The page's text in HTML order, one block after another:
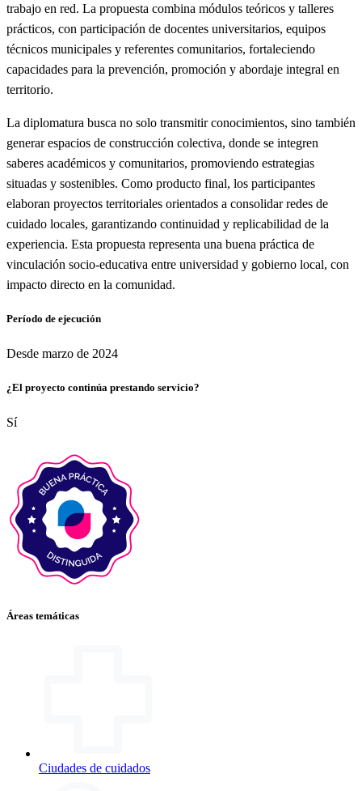
trabajo en red. La propuesta combina módulos teóricos y talleres
prácticos, con participación de docentes universitarios, equipos
técnicos municipales y referentes comunitarios, fortaleciendo
capacidades para la prevención, promoción y abordaje integral en
territorio.
La diplomatura busca no solo transmitir conocimientos, sino también
generar espacios de construcción colectiva, donde se integren
saberes académicos y comunitarios, promoviendo estrategias
situadas y sostenibles. Como producto final, los participantes
elaboran proyectos territoriales orientados a consolidar redes de
cuidado locales, garantizando continuidad y replicabilidad de la
experiencia. Esta propuesta representa una buena práctica de
vinculación socio-educativa entre universidad y gobierno local, con
impacto directo en la comunidad.
Período de ejecución
Desde marzo de 2024
¿El proyecto continúa prestando servicio?
Sí
Áreas temáticas
Ciudades de cuidados